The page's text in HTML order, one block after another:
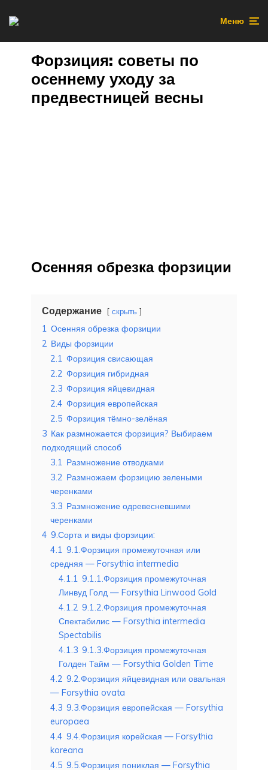
Меню
Форзиция: советы по
осеннему уходу за
предвестницей весны
Осенняя обрезка форзиции
Содержание скрыть
1 Осенняя обрезка форзиции
2 Виды форзиции
2.1 Форзиция свисающая
2.2 Форзиция гибридная
2.3 Форзиция яйцевидная
2.4 Форзиция европейская
2.5 Форзиция тёмно-зелёная
3 Как размножается форзиция? Выбираем
подходящий способ
3.1 Размножение отводками
3.2 Размножаем форзицию зелеными
черенками
3.3 Размножение одревесневшими
черенками
4 9.Сорта и виды форзиции:
4.1 9.1.Форзиция промежуточная или
средняя — Forsythia intermedia
4.1.1 9.1.1.Форзиция промежуточная
Линвуд Голд — Forsythia Linwood Gold
4.1.2 9.1.2.Форзиция промежуточная
Спектабилис — Forsythia intermedia
Spectabilis
4.1.3 9.1.3.Форзиция промежуточная
Голден Тайм — Forsythia Golden Time
4.2 9.2.Форзиция яйцевидная или овальная
— Forsythia ovata
4.3 9.3.Форзиция европейская — Forsythia
europaea
4.4 9.4.Форзиция корейская — Forsythia
koreana
4.5 9.5.Форзиция пониклая — Forsythia